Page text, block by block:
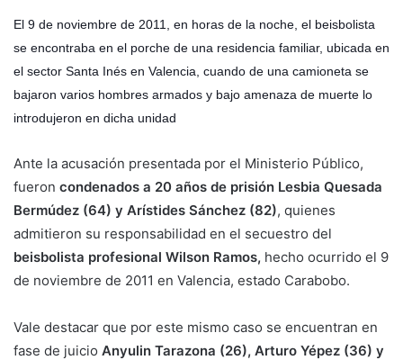
El 9 de noviembre de 2011, en horas de la noche, el beisbolista
se encontraba en el porche de una residencia familiar, ubicada en
el sector Santa Inés en Valencia, cuando de una camioneta se
bajaron varios hombres armados y bajo amenaza de muerte lo
introdujeron en dicha unidad
Ante la acusación presentada por el Ministerio Público,
fueron condenados a 20 años de prisión Lesbia Quesada
Bermúdez (64) y Arístides Sánchez (82), quienes
admitieron su responsabilidad en el secuestro del
beisbolista profesional Wilson Ramos, hecho ocurrido el 9
de noviembre de 2011 en Valencia, estado Carabobo.
Vale destacar que por este mismo caso se encuentran en
fase de juicio Anyulin Tarazona (26), Arturo Yépez (36) y